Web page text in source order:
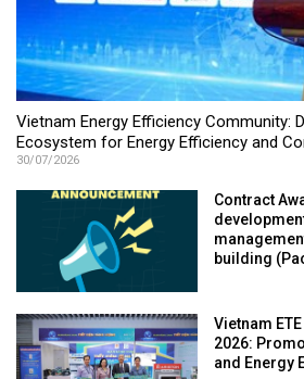
Vietnam Energy Efficiency Community:
Ecosystem for Energy Efficiency and
30/07/2026
Contract
building
Vietnam
2026:
and Energy